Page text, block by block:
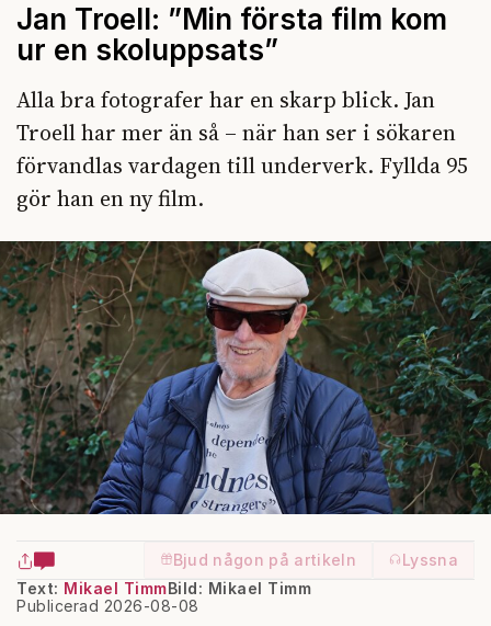
Jan Troell: ”Min första film kom
ur en skoluppsats”
Alla bra fotografer har en skarp blick. Jan
Troell har mer än så – när han ser i sökaren
förvandlas vardagen till underverk. Fyllda 95
gör han en ny film.
Bjud någon på artikeln
Lyssna
Text: Mikael Timm
Publicerad 2026-08-08
Bild: Mikael Timm